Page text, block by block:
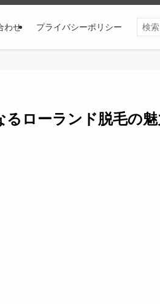
わせ プライバシーポリシー
るローランド脱毛の魅